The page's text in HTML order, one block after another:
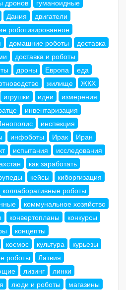
дронов
гуманоидные
Дания
двигатели
роботизированное
домашние роботы
доставка
доставка и роботы
дроны Европа
еда
жилище
ЖКХ
игрушки идеи
измерения
инвентаризация
инспекция
инфоботы Ирак
Иран
испытания
исследования
как заработать
кейсы
киборгизация
коллаборативные роботы
коммунальное хозяйство
конвертопланы
конкурсы
концепты
космос культура
курьезы
роботы
Латвия
лизинг
линки
люди и роботы
магазины